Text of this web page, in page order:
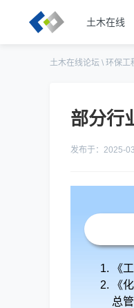
土木在线
土木在线论坛 \ 环保工
部分行
发布于：2025-
《
《
总